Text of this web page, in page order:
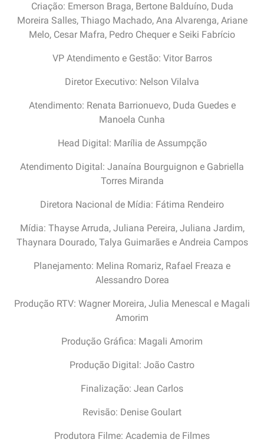
Criação: Emerson Braga, Bertone Balduíno, Duda
Moreira Salles, Thiago Machado, Ana Alvarenga, Ariane
Melo, Cesar Mafra, Pedro Chequer e Seiki Fabrício
VP Atendimento e Gestão: Vitor Barros
Diretor Executivo: Nelson Vilalva
Atendimento: Renata Barrionuevo, Duda Guedes e
Manoela Cunha
Head Digital: Marília de Assumpção
Atendimento Digital: Janaína Bourguignon e Gabriella
Torres Miranda
Diretora Nacional de Mídia: Fátima Rendeiro
Mídia: Thayse Arruda, Juliana Pereira, Juliana Jardim,
Thaynara Dourado, Talya Guimarães e Andreia Campos
Planejamento: Melina Romariz, Rafael Freaza e
Alessandro Dorea
Produção RTV: Wagner Moreira, Julia Menescal e Magali
Amorim
Produção Gráfica: Magali Amorim
Produção Digital: João Castro
Finalização: Jean Carlos
Revisão: Denise Goulart
Produtora Filme: Academia de Filmes